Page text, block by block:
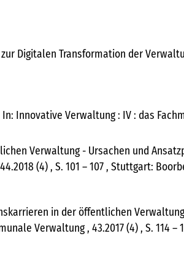
Digitalen Transformation der
Innovative Verwaltung : IV : das
Verwaltung - Ursachen und
(4) , S. 101 – 107 , Stuttgart:
in der öffentlichen
Verwaltung , 43.2017 (4) , S. 114 –